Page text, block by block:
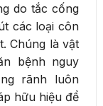
do tắc cống
các loại côn
Chúng là vật
bệnh nguy
rãnh luôn
hữu hiệu để